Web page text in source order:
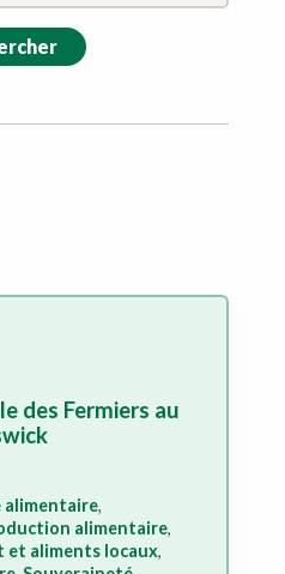
des Fermiers au
alimentaire,
alimentaire,
et aliments locaux,